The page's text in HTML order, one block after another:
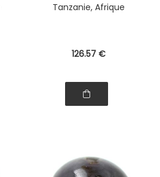
Tanzanie, Afrique
126.57 €